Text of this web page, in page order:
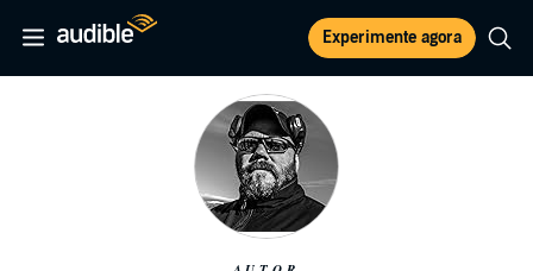
Experimente agora